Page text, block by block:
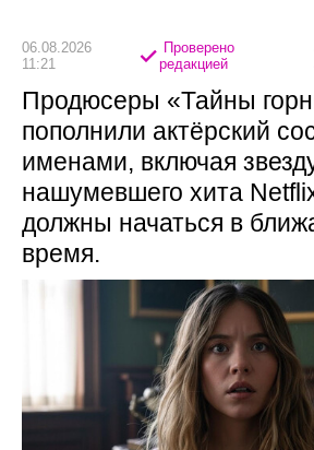
06.08.2026
11:21
Проверено
редакцией
Продюсеры «Тайны
пополнили актёрский
именами, включая
нашумевшего хита
должны начаться в
время.